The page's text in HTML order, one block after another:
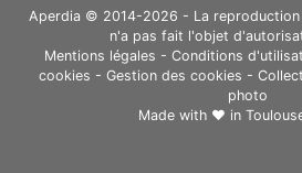
Aperdia © 2014-2026 - La reproduction
n'a pas fait l'objet
Mentions légales - Conditions
cookies - Gestion des cookies -
photo
Made with ❤ in